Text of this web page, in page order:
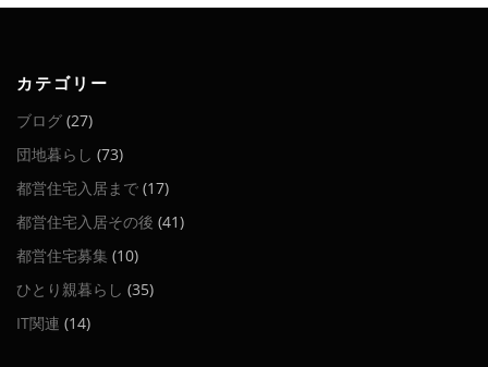
カテゴリー
ブログ (27)
団地暮らし (73)
都営住宅入居まで (17)
都営住宅入居その後 (41)
都営住宅募集 (10)
ひとり親暮らし (35)
IT関連 (14)